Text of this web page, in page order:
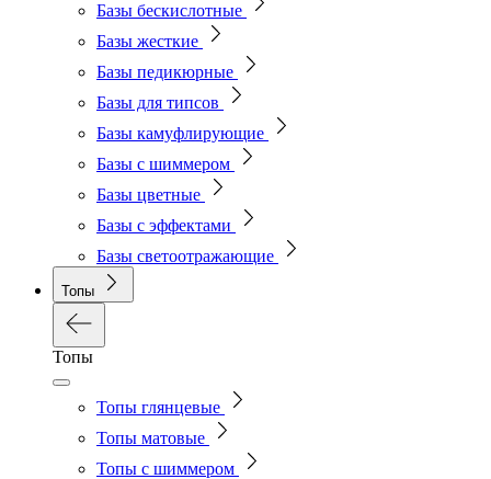
Базы бескислотные
Базы жесткие
Базы педикюрные
Базы для типсов
Базы камуфлирующие
Базы с шиммером
Базы цветные
Базы с эффектами
Базы светоотражающие
Топы
Топы
Топы глянцевые
Топы матовые
Топы с шиммером